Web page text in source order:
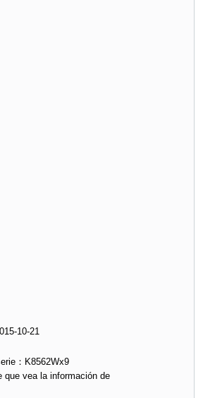
10-21
：K8562Wx9
que vea la información de